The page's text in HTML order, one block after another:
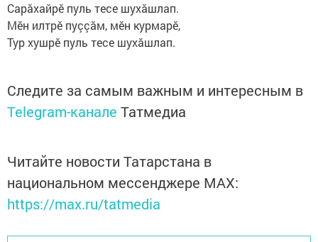
Сарăхайрӗ пуль тесе шухăшлап.
Мӗн илтрӗ пуççăм, мӗн курмарӗ,
Тур хушрӗ пуль тесе шухăшлап.
Следите за самым важным и интересным в
Telegram-канале Татмедиа
Читайте новости Татарстана в
национальном мессенджере MАХ:
https://max.ru/tatmedia